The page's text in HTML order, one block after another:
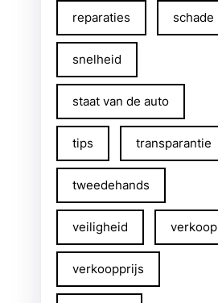
reparaties schade
snelheid
staat van de auto
tips transparantie
tweedehands
veiligheid verkoop
verkoopprijs